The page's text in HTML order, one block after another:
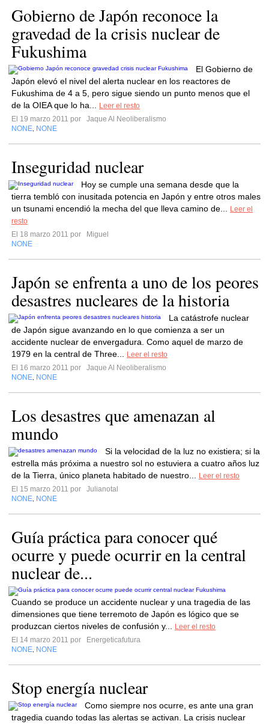
Gobierno de Japón reconoce la
gravedad de la crisis nuclear de
Fukushima
El Gobierno de
Japón elevó el nivel del alerta nuclear en los reactores de
Fukushima de 4 a 5, pero sigue siendo un punto menos que el
de la OIEA que lo ha...
Leer el resto
El 19 marzo 2011 por
Jaque Al Neoliberalismo
NONE NONE
Inseguridad nuclear
Hoy se cumple una semana desde que la
tierra tembló con inusitada potencia en Japón y entre otros males
un tsunami encendió la mecha del que lleva camino de...
Leer el
resto
El 18 marzo 2011 por
Miguel
NONE
Japón se enfrenta a uno de los peores
desastres nucleares de la historia
La catástrofe nuclear
de Japón sigue avanzando en lo que comienza a ser un
accidente nuclear de envergadura. Como aquel de marzo de
1979 en la central de Three...
Leer el resto
El 16 marzo 2011 por
Jaque Al Neoliberalismo
NONE NONE
Los desastres que amenazan al
mundo
Si la velocidad de la luz no existiera; si la
estrella más próxima a nuestro sol no estuviera a cuatro años luz
de la Tierra, único planeta habitado de nuestro...
Leer el resto
El 15 marzo 2011 por
Julianotal
NONE NONE
Guía práctica para conocer qué
ocurre y puede ocurrir en la central
nuclear de...
Cuando se produce un accidente nuclear y una tragedia de las
dimensiones que tiene terremoto de Japón es lógico que se
produzcan ciertos niveles de confusión y...
Leer el resto
El 14 marzo 2011 por
Energeticafutura
NONE NONE
Stop energía nuclear
Como siempre nos ocurre, es ante una gran
tragedia cuando todas las alertas se activan. La crisis nuclear